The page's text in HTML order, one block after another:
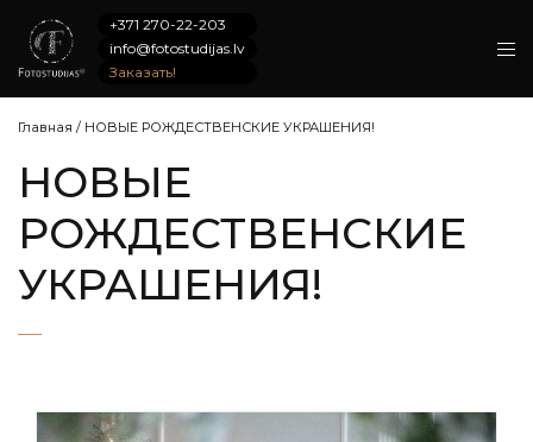
+371 270-22-203
info@fotostudijas.lv
Заказать!
Главная / НОВЫЕ РОЖДЕСТВЕНСКИЕ УКРАШЕНИЯ!
НОВЫЕ
РОЖДЕСТВЕНСКИЕ
УКРАШЕНИЯ!